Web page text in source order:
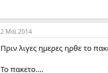
2 Mαϊ 2014
Πριν λιγες ημερες ηρθε το
To πακετο....